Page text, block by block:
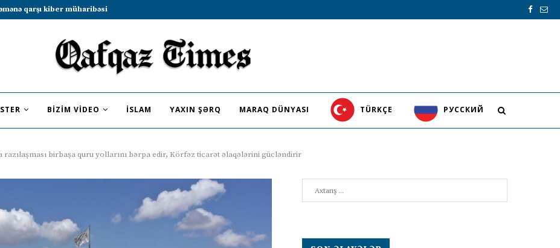
sammitində iştirak etməyə dəvət...
BIZIM VIDEO İSLAM YAXIN ŞƏRQ MARAQ DÜNYASI TÜRKÇE PУССКИЙ
razılaşması birbaşa quru yollarını bərpa edir, Körfəz ticarət əlaqələrini gücləndirir